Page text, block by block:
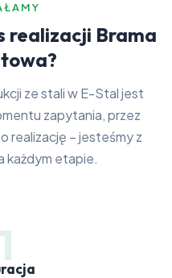
realizacji Brama
ze stali w E-Stal jest
zapytania, przez
realizację – jesteśmy z
każdym etapie.